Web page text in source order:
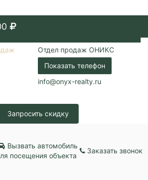
Отдел продаж ОНИКС
Показать телефон
info@onyx-realty.ru
Запросить скидку
Вызвать автомобиль
посещения объекта
Заказать звонок